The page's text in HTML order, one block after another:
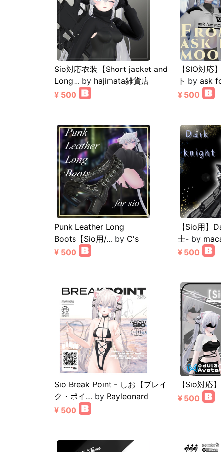
Sio対応衣装【Short jacket and
Long… by hajimata雑貨店
¥ 500
【SIO対応
ト by ask
¥ 500
Punk Leather Long
Boots【Sio用/… by C's
¥ 500
【Sio用】
士- by
¥ 500
Sio Break Point - しお【ブレイ
ク・ポイ… by Rayleonard
¥ 500
【Sio対応
¥ 500